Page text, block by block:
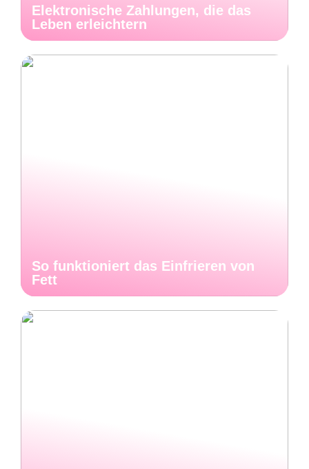
Elektronische Zahlungen, die das
Leben erleichtern
So funktioniert das Einfrieren von
Fett